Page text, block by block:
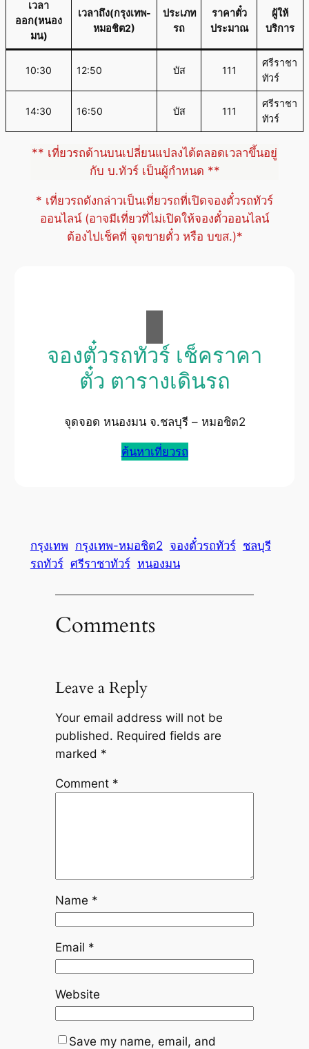
เวลา
ออก(หนอง
มน)
เวลาถึง(กรุงเทพ-
หมอชิต2)
ประเภท
รถ
ราคาตั๋ว
ประมาณ
ผู้ให้
บริการ
10:30 12:50 บัส 111
ศรีราชา
ทัวร์
14:30 16:50 บัส 111
ศรีราชา
ทัวร์
** เที่ยวรถด้านบนเปลี่ยนแปลงได้ตลอดเวลาขึ้นอยู่
กับ บ.ทัวร์ เป็นผู้กำหนด **
* เที่ยวรถดังกล่าวเป็นเที่ยวรถที่เปิดจองตั๋วรถทัวร์
ออนไลน์ (อาจมีเที่ยวที่ไม่เปิดให้จองตั๋วออนไลน์
ต้องไปเช็คที่ จุดขายตั๋ว หรือ บขส.)*
จองตั๋วรถทัวร์ เช็คราคา
ตั๋ว ตารางเดินรถ
จุดจอด หนองมน จ.ชลบุรี – หมอชิต2
ค้นหาเที่ยวรถ
กรุงเทพ กรุงเทพ-หมอชิต2 จองตั๋วรถทัวร์ ชลบุรี
รถทัวร์ ศรีราชาทัวร์ หนองมน
Comments
Leave a Reply
Your email address will not be
published. Required fields are
marked *
Comment *
Name *
Email *
Website
Save my name, email, and